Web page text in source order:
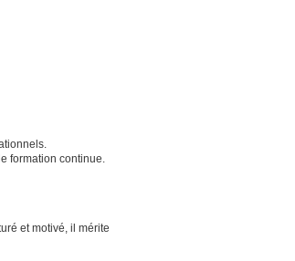
formation continue.
et motivé, il mérite